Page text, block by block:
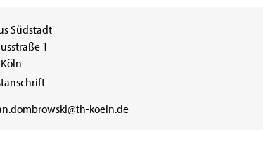
Südstadt
1
koeln.de